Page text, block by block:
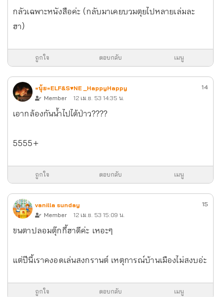
กลัวเฉพาะหนังสือค่ะ (กลับมาเคยบวมตุยไปหลายเล่มละ
ฮา)
ถูกใจ ตอบกลับ เมนู
=นุ้ย=ELF&S♥NE _HappyHappy
Member
12 เม.ย. 53 14:35 น.
14
เอากล้องกันน้ำไปได้ป่าว????
5555+
ถูกใจ ตอบกลับ เมนู
vanilla sunday
Member
12 เม.ย. 53 15:09 น.
15
ขนตาปลอมตุ๊กกี้ฮาดีค่ะ เหอะๆ
แต่ปีนี้เราคงอดเล่นสงกรานต์ เหตุการณ์บ้านเมืองไม่สงบอ่ะ
ถูกใจ ตอบกลับ เมนู